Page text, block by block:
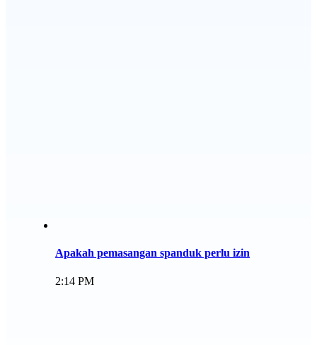
Apakah pemasangan spanduk perlu izin
2:14 PM